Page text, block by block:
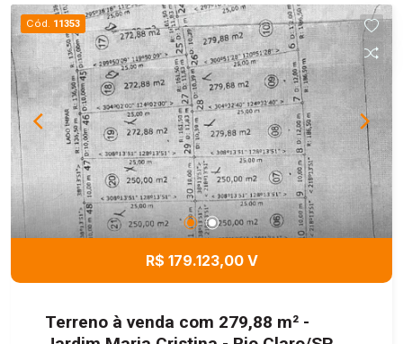
Cód. 11353
R$ 179.123,00 V
Terreno à venda com 279,88 m² -